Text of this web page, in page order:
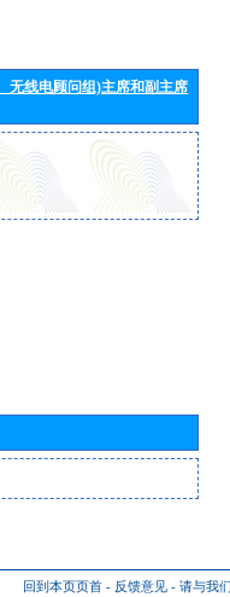
无线电顾问组)主席和副主席
回到本页页首 - 反馈意见 - 请与我